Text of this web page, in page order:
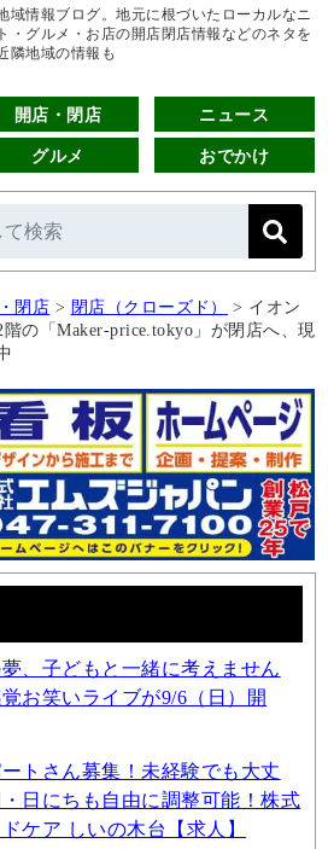
域情報ブログ。地元に根づいたローカルなニ
・グルメ・お店の開店閉店情報などのネタを
隣地域の情報も
開店・閉店 ニュース
グルメ おでかけ
閉店 > 閉店（クローズド） > イオン
の「Maker-price.tokyo」が閉店へ、現
、子どもと一緒に考えません
お笑いライブが9/6（日）開
トさん募集！未経験でも大丈
日にちも自由に調整可能！株式
ケア しいの木台【求人】